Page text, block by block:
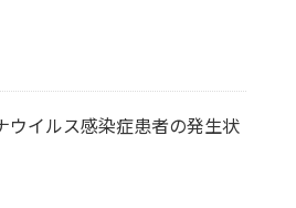
ウイルス感染症患者の発生状